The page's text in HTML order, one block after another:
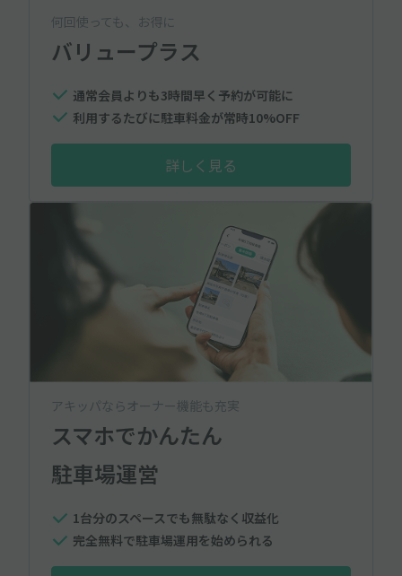
何回使っても、お得に
バリュープラス
通常会員よりも3時間早く予約が可能に
利用するたびに駐車料金が常時10%OFF
詳しく見る
アキッパならオーナー機能も充実
スマホでかんたん
駐車場運営
1台分のスペースでも無駄なく収益化
完全無料で駐車場運用を始められる